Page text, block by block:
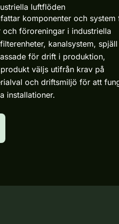
luftflöden
komponenter och system
föroreningar i industriella
kanalsystem,
för drift i produktion,
väljs utifrån krav på
och driftsmiljö för att
installationer.